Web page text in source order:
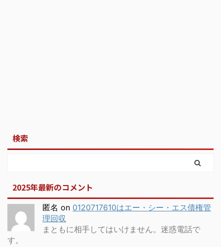
検索
2025年最新のコメント
匿名 on 0120717610はエー・シー・エス債権管
理回収
まともに相手してはいけません。迷惑電話で
す。